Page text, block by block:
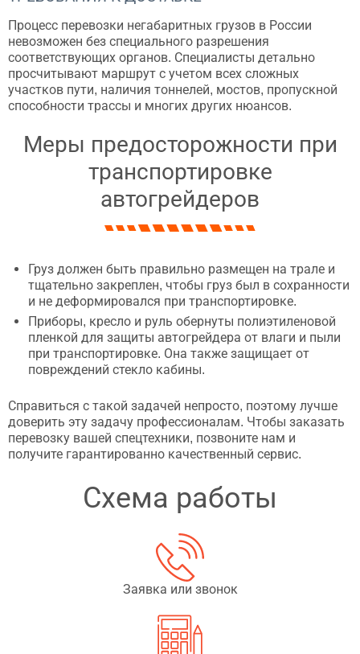
Процесс перевозки негабаритных грузов в России
невозможен без специального разрешения
соответствующих органов. Специалисты детально
просчитывают маршрут с учетом всех сложных
участков пути, наличия тоннелей, мостов, пропускной
способности трассы и многих других нюансов.
Меры предосторожности при
транспортировке
автогрейдеров
Груз должен быть правильно размещен на трале и
тщательно закреплен, чтобы груз был в сохранности
и не деформировался при транспортировке.
Приборы, кресло и руль обернуты полиэтиленовой
пленкой для защиты автогрейдера от влаги и пыли
при транспортировке. Она также защищает от
повреждений стекло кабины.
Справиться с такой задачей непросто, поэтому лучше
доверить эту задачу профессионалам. Чтобы заказать
перевозку вашей спецтехники, позвоните нам и
получите гарантированно качественный сервис.
Схема работы
Заявка или звонок